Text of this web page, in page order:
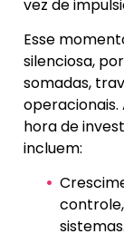
vez de
Esse
silenciosa,
somadas,
operacionais.
hora de
incluem:
sistemas.